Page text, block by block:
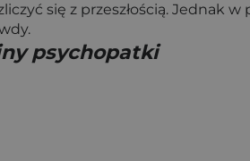
się z przeszłością. Jednak
psychopatki